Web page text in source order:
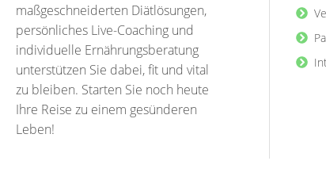
maßgeschneiderten Diätlösungen,
persönliches Live-Coaching und
individuelle Ernährungsberatung
unterstützen Sie dabei, fit und vital
zu bleiben. Starten Sie noch heute
Ihre Reise zu einem gesünderen
Leben!